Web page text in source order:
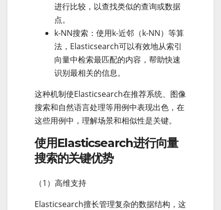
进行比较，以查找类似的查询或数据
点。
k-NN搜索：使用k-近邻（k-NN）等算
法，Elasticsearch可以有效地从索引
向量中检索最匹配的内容，帮助快速
识别最相关的信息。
这种机制使Elasticsearch在推荐系统、图像
搜索和自然语言处理等用例中表现出色，在
这些用例中，理解场景和相似性是关键。
使用Elasticsearch进行向量
搜索的关键优势
（1）高维支持
Elasticsearch擅长管理复杂的数据结构，这